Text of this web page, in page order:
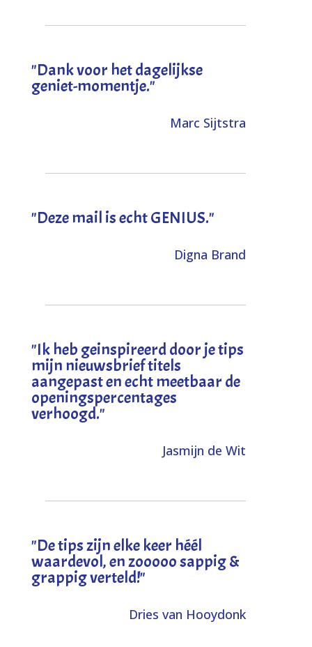
"Dank voor het dagelijkse
geniet-momentje."
Marc Sijtstra
"Deze mail is echt GENIUS."
Digna Brand
"Ik heb geinspireerd door je tips
mijn nieuwsbrief titels
aangepast en echt meetbaar de
openingspercentages
verhoogd."
Jasmijn de Wit
"De tips zijn elke keer héél
waardevol, en zooooo sappig &
grappig verteld!"
Dries van Hooydonk